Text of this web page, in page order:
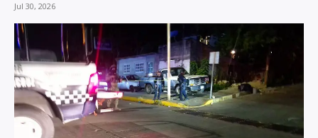
Jul 30, 2026